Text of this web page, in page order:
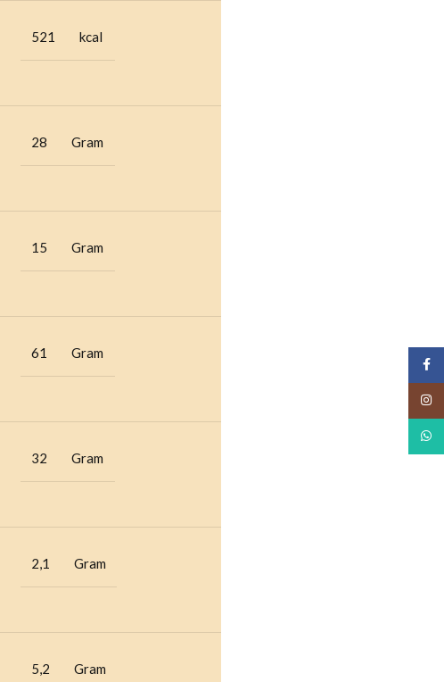
521 kcal
28 Gram
15 Gram
61 Gram
32 Gram
2,1 Gram
5,2 Gram